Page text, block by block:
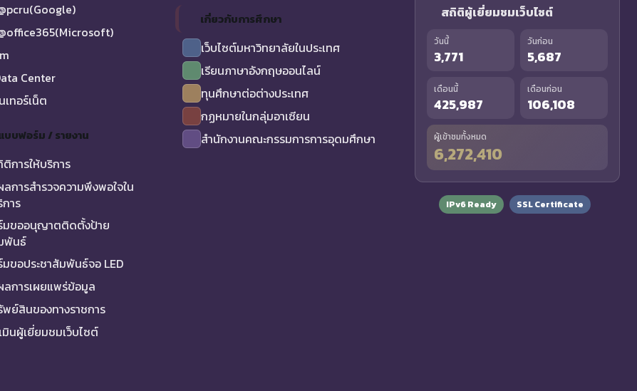
Center
เทอร์เน็ต
บฟอร์ม / รายงาน
การให้บริการ
ลการสำรวจความพึงพอใจใน
าร
มขออนุญาตติดตั้งป้าย
พันธ์
ขอประชาสัมพันธ์จอ LED
ลการเผยแพร่ข้อมูล
พย์สินของทางราชการ
มินผู้เยี่ยมชมเว็บไซต์
เกี่ยวกับการศึกษา
เว็บไซต์มหาวิทยาลัยในประเทศ
เรียนภาษาอังกฤษออนไลน์
ทุนศึกษาต่อต่างประเทศ
กฏหมายในกลุ่มอาเซียน
สำนักงานคณะกรรมการการอุดมศึกษา
สถิติผู้เยี่ยมชมเว็บไซต์
วันนี้
3,771
วันก่อน
5,687
เดือนนี้
425,987
เดือนก่อน
106,108
ผู้เข้าชมทั้งหมด
6,272,410
IPv6 Ready SSL Certificate